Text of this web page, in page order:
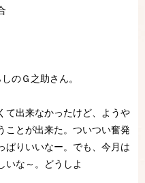
のＧ之助さん。
て出来なかったけど、ようや
ことが出来た。ついつい奮発
ぱりいいなー。でも、今月は
いな～。どうしよ